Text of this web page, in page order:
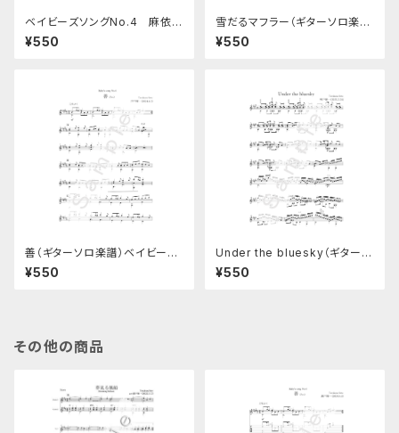
ベイビーズソングNo.4 麻依絢
（ギターソロ楽譜）
¥550
雪だるマフラー（ギターソロ楽
譜）
¥550
善（ギターソロ楽譜）ベイビーズ
ソングNo.6
¥550
Under the bluesky（ギターソ
ロ楽譜）
¥550
その他の商品